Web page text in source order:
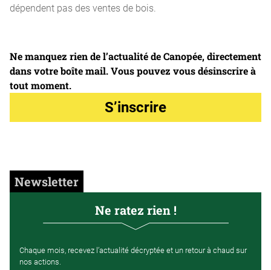
dépendent pas des ventes de bois.
Ne manquez rien de l’actualité de Canopée, directement
dans votre boîte mail. Vous pouvez vous désinscrire à
tout moment.
S’inscrire
Newsletter
Ne ratez rien !
Chaque mois, recevez l’actualité décryptée et un retour à chaud sur
nos actions.